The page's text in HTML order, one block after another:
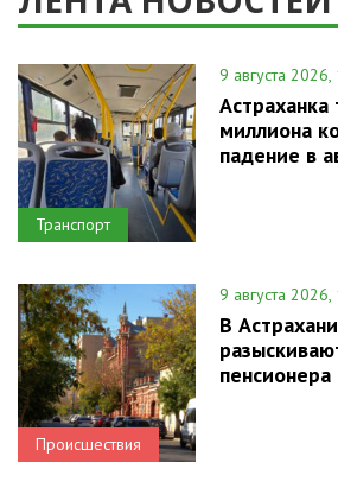
Транспорт
9 августа 2026,
Астраханка
миллиона
падение в
Происшествия
9 августа
В
пенсионера